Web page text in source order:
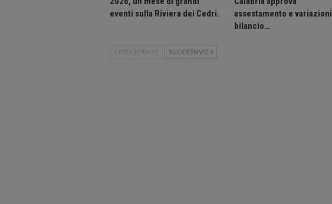
eventi sulla Riviera dei Cedri.
assestamento e variazioni
bilancio…
PRECEDENTE SUCCESSIVO